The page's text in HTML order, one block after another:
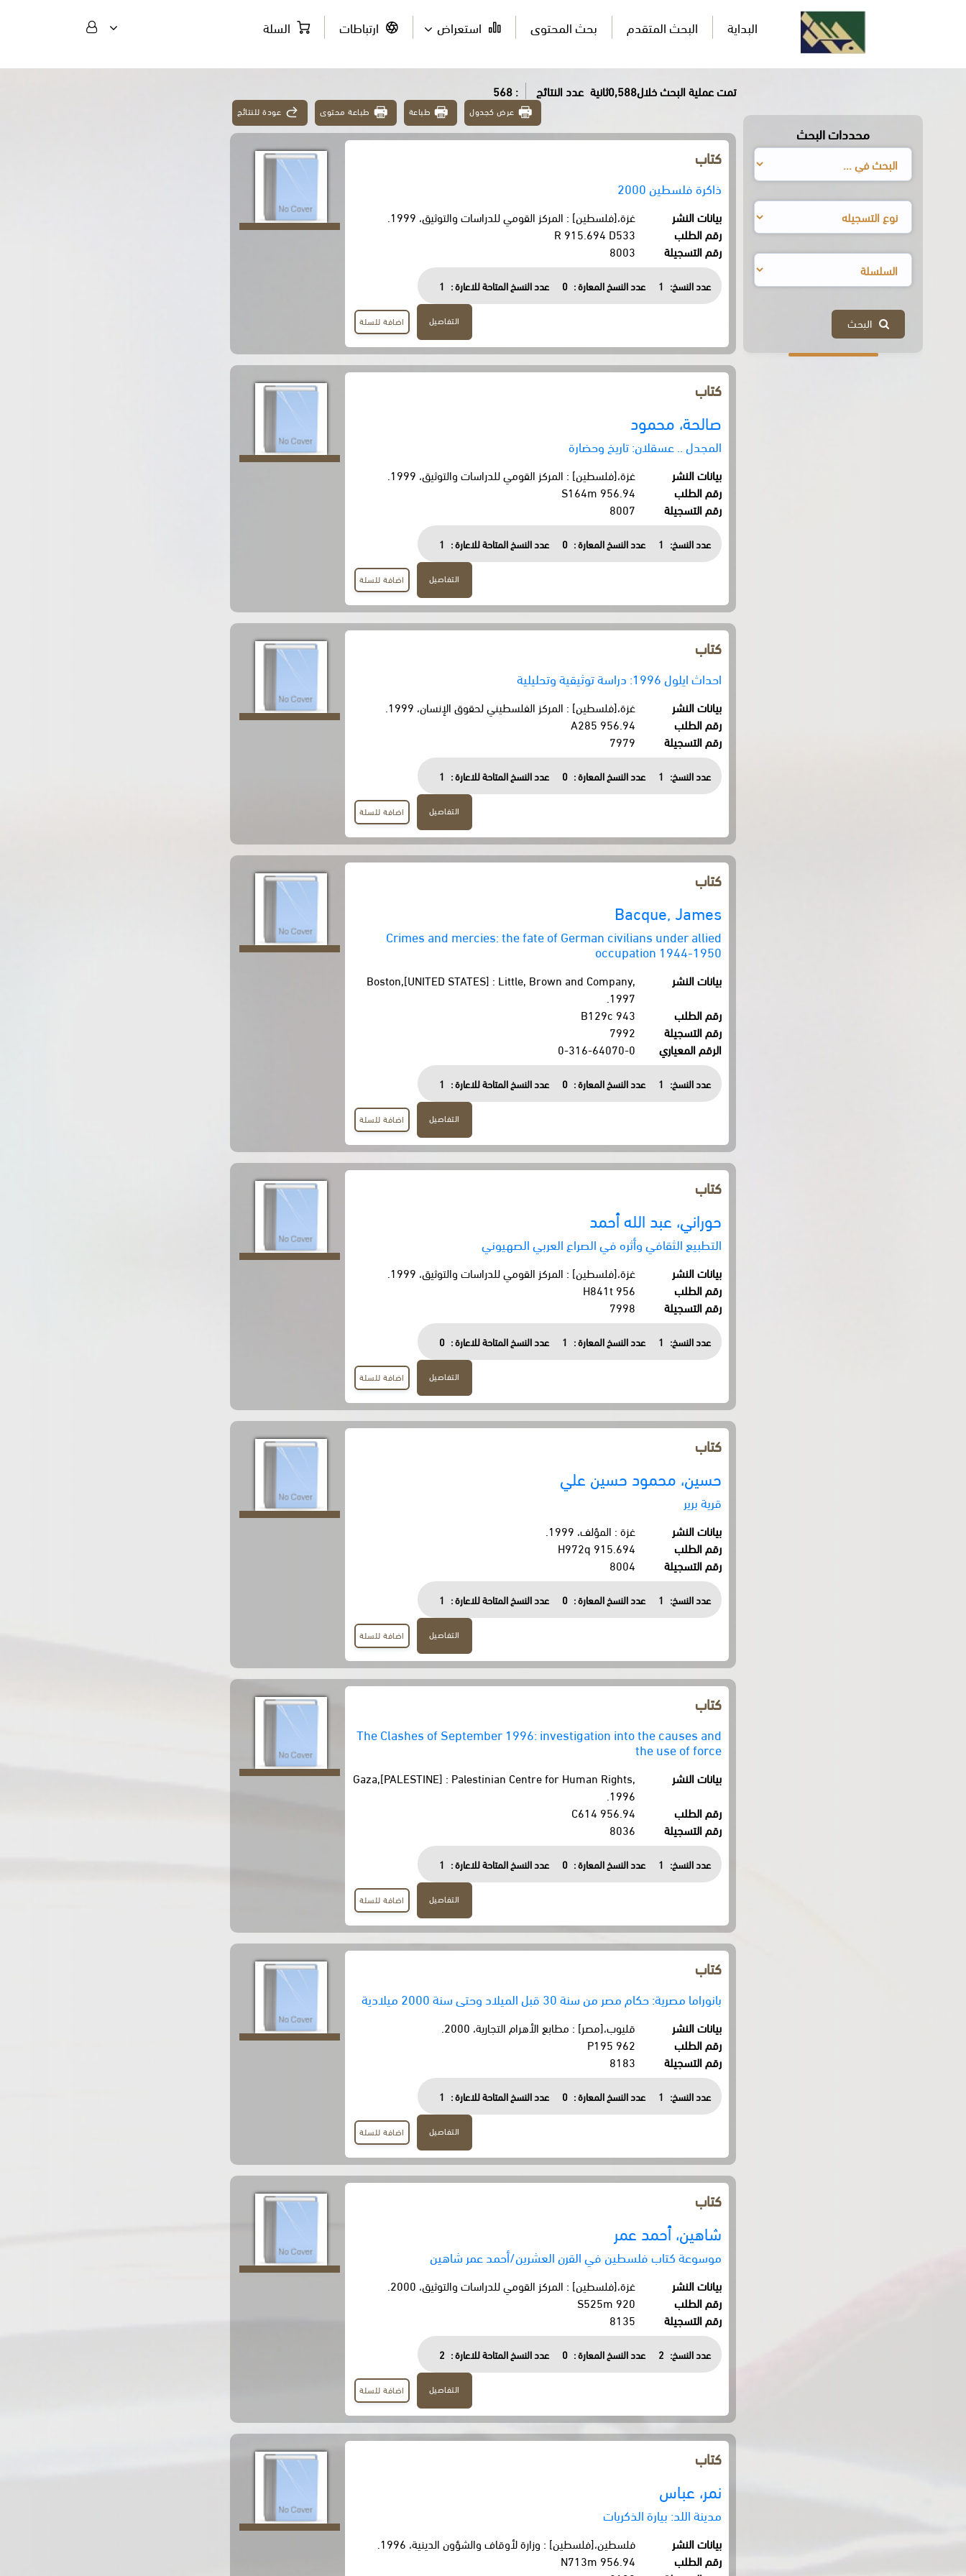
البداية البحث المتقدم بحث المحتوى استعراض ارتباطات السلة
محددات البحث
البحث
تمت عملية البحث خلال0,588ثانية عدد النتائج : 568
عرض كجدول طباعة طباعة محتوى عودة للنتائج
كتاب
ذاكرة فلسطين 2000
بيانات النشر
غزة،[فلسطين] : المركز القومي للدراسات والتوثيق، 1999.
رقم الطلب
R 915.694 D533
رقم التسجيلة
8003
عدد النسخ: 1 عدد النسخ المعارة : 0 عدد النسخ المتاحة للاعارة : 1
التفاصيل اضافة للسلة
كتاب
صالحة، محمود
المجدل .. عسقلان: تاريخ وحضارة
بيانات النشر
غزة،[فلسطين] : المركز القومي للدراسات والتوثيق، 1999.
رقم الطلب
956.94 S164m
رقم التسجيلة
8007
عدد النسخ: 1 عدد النسخ المعارة : 0 عدد النسخ المتاحة للاعارة : 1
التفاصيل اضافة للسلة
كتاب
احداث ايلول 1996: دراسة توثيقية وتحليلية
بيانات النشر
غزة،[فلسطين] : المركز الفلسطيني لحقوق الإنسان، 1999.
رقم الطلب
956.94 A285
رقم التسجيلة
7979
عدد النسخ: 1 عدد النسخ المعارة : 0 عدد النسخ المتاحة للاعارة : 1
التفاصيل اضافة للسلة
كتاب
Bacque, James
Crimes and mercies: the fate of German civilians under allied
occupation 1944-1950
بيانات النشر
Boston,[UNITED STATES] : Little, Brown and Company,
1997.
رقم الطلب
943 B129c
رقم التسجيلة
7992
الرقم المعياري
0-316-64070-0
عدد النسخ: 1 عدد النسخ المعارة : 0 عدد النسخ المتاحة للاعارة : 1
التفاصيل اضافة للسلة
كتاب
حوراني، عبد الله أحمد
التطبيع الثقافي وأثره في الصراع العربي الصهيوني
بيانات النشر
غزة،[فلسطين] : المركز القومي للدراسات والتوثيق، 1999.
رقم الطلب
956 H841t
رقم التسجيلة
7998
عدد النسخ: 1 عدد النسخ المعارة : 1 عدد النسخ المتاحة للاعارة : 0
التفاصيل اضافة للسلة
كتاب
حسين، محمود حسين علي
قرية برير
بيانات النشر
غزة : المؤلف، 1999.
رقم الطلب
915.694 H972q
رقم التسجيلة
8004
عدد النسخ: 1 عدد النسخ المعارة : 0 عدد النسخ المتاحة للاعارة : 1
التفاصيل اضافة للسلة
كتاب
The Clashes of September 1996: investigation into the causes and
the use of force
بيانات النشر
Gaza,[PALESTINE] : Palestinian Centre for Human Rights,
1996.
رقم الطلب
956.94 C614
رقم التسجيلة
8036
عدد النسخ: 1 عدد النسخ المعارة : 0 عدد النسخ المتاحة للاعارة : 1
التفاصيل اضافة للسلة
كتاب
بانوراما مصرية: حكام مصر من سنة 30 قبل الميلاد وحتى سنة 2000 ميلادية
بيانات النشر
قليوب،[مصر] : مطابع الأهرام التجارية، 2000.
رقم الطلب
962 P195
رقم التسجيلة
8183
عدد النسخ: 1 عدد النسخ المعارة : 0 عدد النسخ المتاحة للاعارة : 1
التفاصيل اضافة للسلة
كتاب
شاهين، أحمد عمر
موسوعة كتاب فلسطين في القرن العشرين/أحمد عمر شاهين
بيانات النشر
غزة،[فلسطين] : المركز القومي للدراسات والتوثيق، 2000.
رقم الطلب
920 S525m
رقم التسجيلة
8135
عدد النسخ: 2 عدد النسخ المعارة : 0 عدد النسخ المتاحة للاعارة : 2
التفاصيل اضافة للسلة
كتاب
نمر، عباس
مدينة اللد: بيارة الذكريات
بيانات النشر
فلسطين،[فلسطين] : وزارة لأوقاف والشؤون الدينية، 1996.
رقم الطلب
956.94 N713m